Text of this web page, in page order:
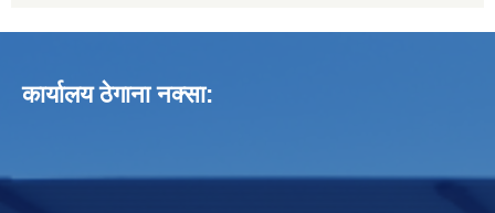
कार्यालय ठेगाना नक्सा: